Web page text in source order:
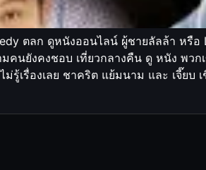
ตลก ดูหนังออนไลน์ ผู้ชายลัลล้า หรื
นยังคงชอบ เที่ยวกลางคืน ดู หนัง พวก
ม่รู้เรื่องเลย ชาคริต แย้มนาม และ เจี๊